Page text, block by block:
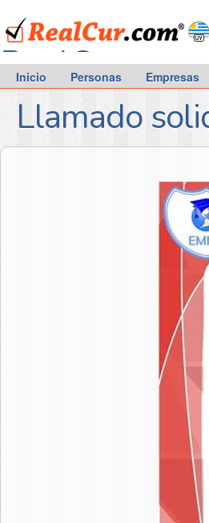
RealCur.com
Inicio Personas Empresas
Llamado